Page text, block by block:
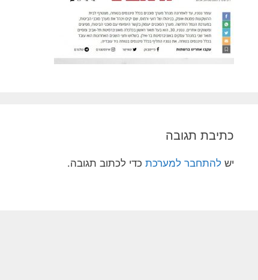
כתיבת תגובה
יש להתחבר למערכת כדי לכתוב תגובה.